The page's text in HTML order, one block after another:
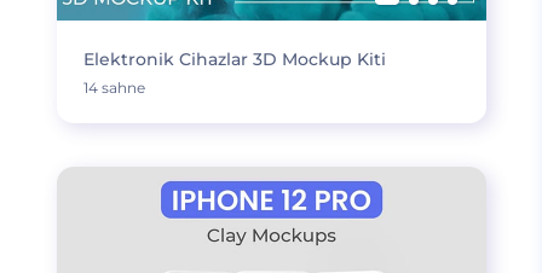
Elektronik Cihazlar 3D Mockup Kiti
14 sahne